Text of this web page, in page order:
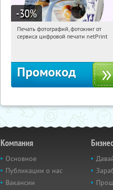
-30%
10:16:06 Получили:
Печать фотографий, фотокниг от
сервиса цифровой печати netPrint
Промокод
Компания
Основное
Публикации о нас
Вакансии